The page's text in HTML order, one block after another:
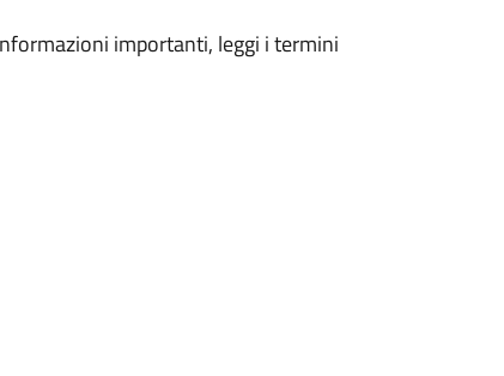
importanti, leggi i termini